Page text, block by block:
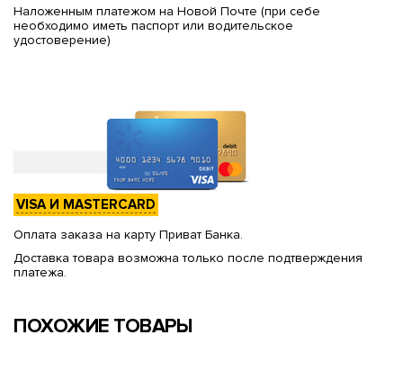
Наложенным платежом на Новой Почте (при себе
необходимо иметь паспорт или водительское
удостоверение)
VISA И MASTERCARD
Оплата заказа на карту Приват Банка.
Доставка товара возможна только после подтверждения
платежа.
ПОХОЖИЕ ТОВАРЫ